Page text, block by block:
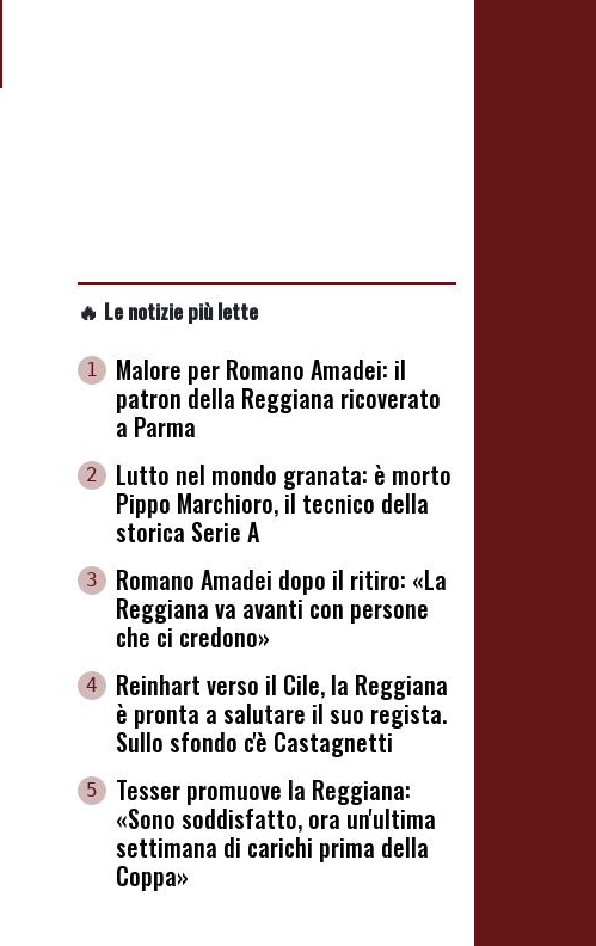
🔥 Le notizie più lette
1
Malore per Romano Amadei: il
patron della Reggiana ricoverato
a Parma
2
Lutto nel mondo granata: è morto
Pippo Marchioro, il tecnico della
storica Serie A
3
Romano Amadei dopo il ritiro: «La
Reggiana va avanti con persone
che ci credono»
4
Reinhart verso il Cile, la Reggiana
è pronta a salutare il suo regista.
Sullo sfondo c'è Castagnetti
5
Tesser promuove la Reggiana:
«Sono soddisfatto, ora un'ultima
settimana di carichi prima della
Coppa»